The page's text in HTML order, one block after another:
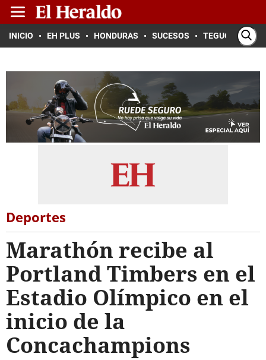
INICIO EH PLUS HONDURAS SUCESOS TEGUCIGALPA
Deportes
Marathón recibe al
Portland Timbers en el
Estadio Olímpico en el
inicio de la
Concachampions